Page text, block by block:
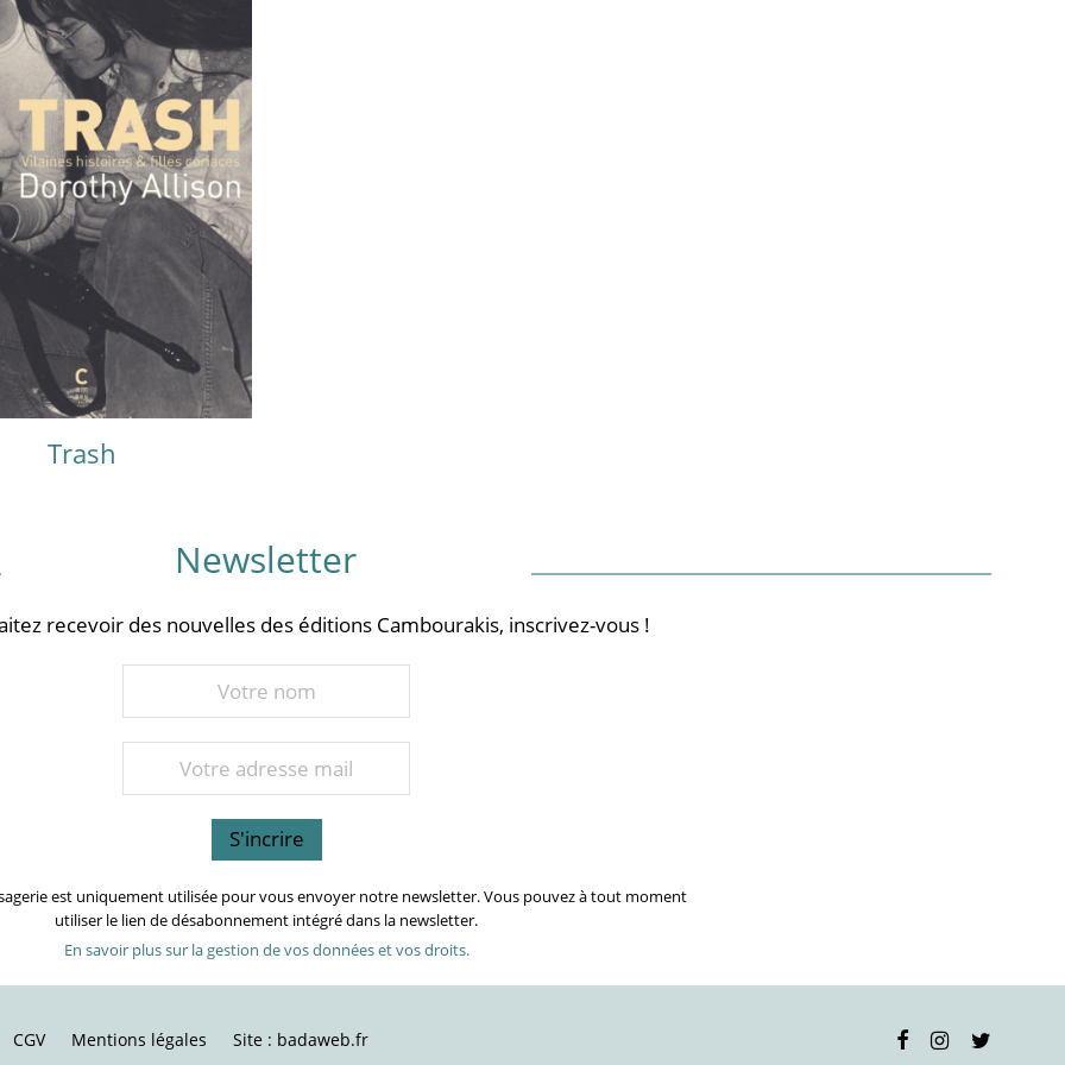
Trash
Newsletter
recevoir des nouvelles des éditions Cambourakis, inscrivez-vous !
est uniquement utilisée pour vous envoyer notre newsletter. Vous pouvez à tout moment
utiliser le lien de désabonnement intégré dans la newsletter.
En savoir plus sur la gestion de vos données et vos droits.
CGV Mentions légales Site : badaweb.fr